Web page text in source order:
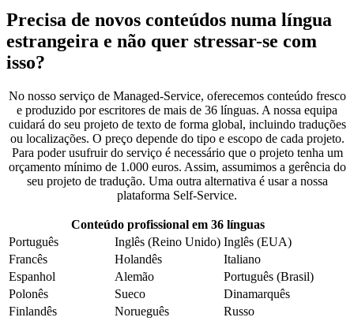
Precisa de novos conteúdos numa língua
estrangeira e não quer stressar-se com
isso?
No nosso serviço de Managed-Service, oferecemos conteúdo fresco
e produzido por escritores de mais de 36 línguas. A nossa equipa
cuidará do seu projeto de texto de forma global, incluindo traduções
ou localizações. O preço depende do tipo e escopo de cada projeto.
Para poder usufruir do serviço é necessário que o projeto tenha um
orçamento mínimo de 1.000 euros. Assim, assumimos a gerência do
seu projeto de tradução. Uma outra alternativa é usar a nossa
plataforma Self-Service.
Conteúdo profissional em 36 línguas
Português
Inglês (Reino Unido) Inglês (EUA)
Francês
Holandês
Italiano
Espanhol
Alemão
Português (Brasil)
Polonês
Sueco
Dinamarquês
Finlandês
Norueguês
Russo